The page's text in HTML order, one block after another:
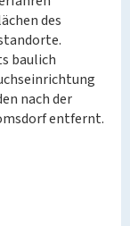
des
baulich
nach der
entfernt.